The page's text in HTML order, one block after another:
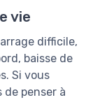
vie
difficile,
baisse de
Si vous
penser à